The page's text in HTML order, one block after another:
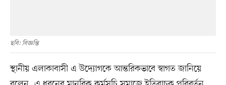
ছবি: বিজ্ঞপ্তি
স্থানীয় এলাকাবাসী এ উদ্যোগকে আন্তরিকভাবে স্বাগত জানিয়ে